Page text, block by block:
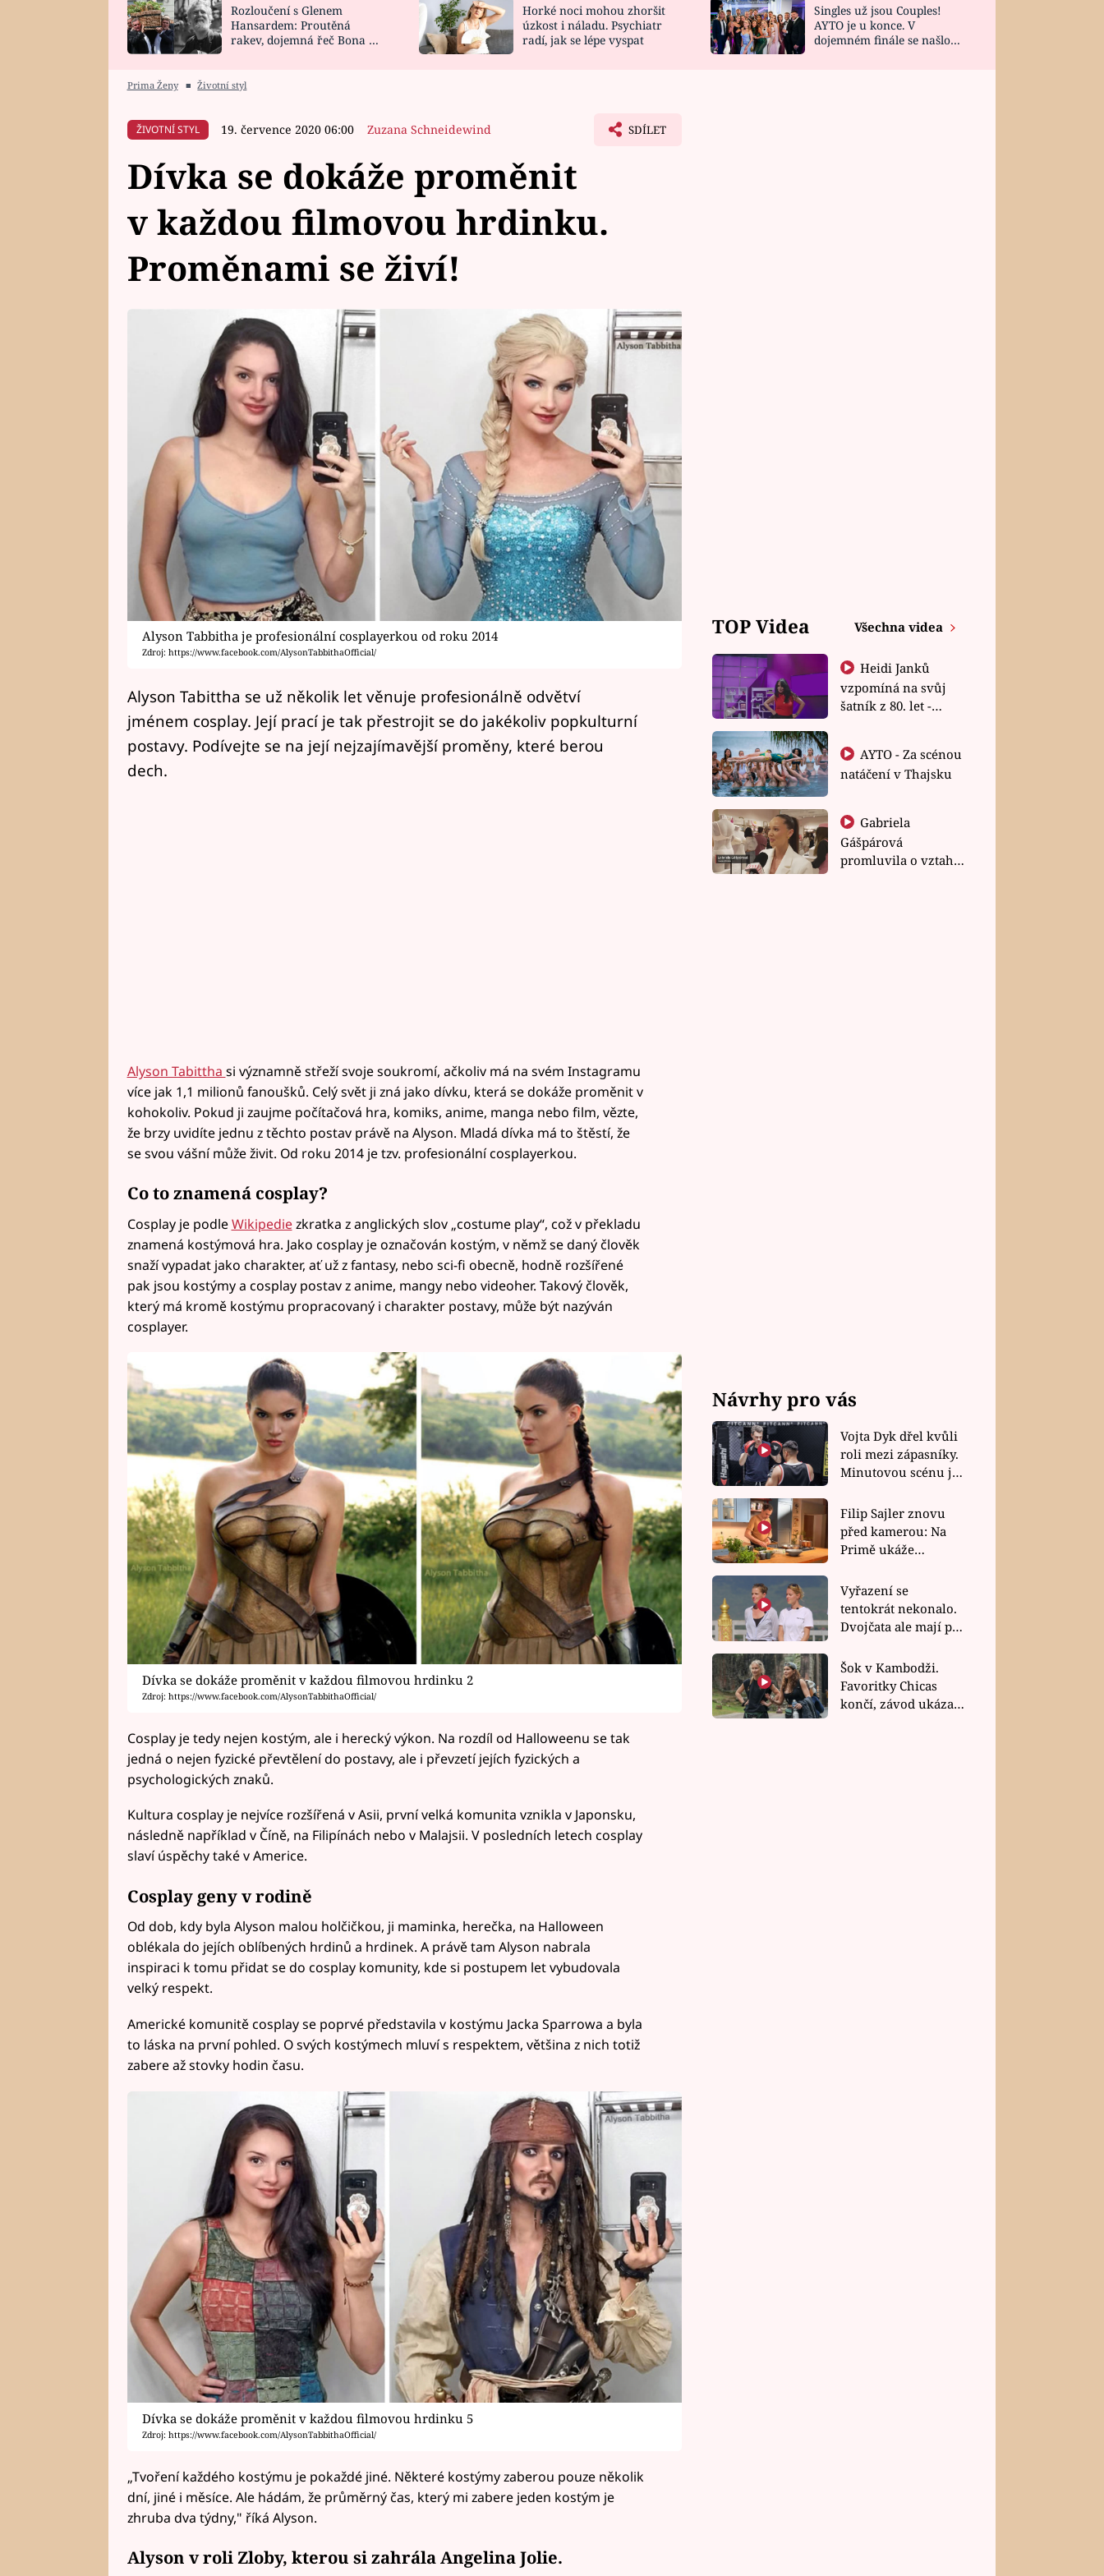
HOROSKOP NA
CELEBRITY
VAŘENÍ
NOVINKY
VIDEORECEPTY
ZAHRADA
DESIGN
Rozloučení s Glenem
Hansardem: Proutěná
rakev, dojemná řeč Bona a
Horké noci mohou zhoršit
úzkost i náladu. Psychiatr
radí, jak se lépe vyspat
Singles už jsou Couples!
AYTO je u konce. V
dojemném finále se našlo
Prima Ženy ■ Životní styl
ŽIVOTNÍ STYL 19. července 2020 06:00 Zuzana Schneidewind SDÍLET
Dívka se dokáže proměnit
v každou filmovou hrdinku.
Proměnami se živí!
Alyson Tabbitha je profesionální cosplayerkou od roku 2014
Zdroj: https://www.facebook.com/AlysonTabbithaOfficial/
Alyson Tabittha se už několik let věnuje profesionálně odvětví
jménem cosplay. Její prací je tak přestrojit se do jakékoliv popkulturní
postavy. Podívejte se na její nejzajímavější proměny, které berou
dech.
Alyson Tabittha si významně střeží svoje soukromí, ačkoliv má na svém Instagramu
více jak 1,1 milionů fanoušků. Celý svět ji zná jako dívku, která se dokáže proměnit v
kohokoliv. Pokud ji zaujme počítačová hra, komiks, anime, manga nebo film, vězte,
že brzy uvidíte jednu z těchto postav právě na Alyson. Mladá dívka má to štěstí, že
se svou vášní může živit. Od roku 2014 je tzv. profesionální cosplayerkou.
Co to znamená cosplay?
Cosplay je podleWikipediezkratka z anglických slov „costume play“, což v překladu
znamená kostýmová hra. Jako cosplay je označován kostým, v němž se daný člověk
snaží vypadat jako charakter, ať už z fantasy, nebo sci-fi obecně, hodně rozšířené
pak jsou kostýmy a cosplay postav z anime, mangy nebo videoher. Takový člověk,
který má kromě kostýmu propracovaný i charakter postavy, může být nazýván
cosplayer.
Dívka se dokáže proměnit v každou filmovou hrdinku 2
Zdroj: https://www.facebook.com/AlysonTabbithaOfficial/
Cosplay je tedy nejen kostým, ale i herecký výkon. Na rozdíl od Halloweenu se tak
jedná o nejen fyzické převtělení do postavy, ale i převzetí jejích fyzických a
psychologických znaků.
Kultura cosplay je nejvíce rozšířená v Asii, první velká komunita vznikla v Japonsku,
následně například v Číně, na Filipínách nebo v Malajsii. V posledních letech cosplay
slaví úspěchy také v Americe.
Cosplay geny v rodině
Od dob, kdy byla Alyson malou holčičkou, ji maminka, herečka, na Halloween
oblékala do jejích oblíbených hrdinů a hrdinek. A právě tam Alyson nabrala
inspiraci k tomu přidat se do cosplay komunity, kde si postupem let vybudovala
velký respekt.
Americké komunitě cosplay se poprvé představila v kostýmu Jacka Sparrowa a byla
to láska na první pohled. O svých kostýmech mluví s respektem, většina z nich totiž
zabere až stovky hodin času.
Dívka se dokáže proměnit v každou filmovou hrdinku 5
Zdroj: https://www.facebook.com/AlysonTabbithaOfficial/
„Tvoření každého kostýmu je pokaždé jiné. Některé kostýmy zaberou pouze několik
dní, jiné i měsíce. Ale hádám, že průměrný čas, který mi zabere jeden kostým je
zhruba dva týdny," říká Alyson.
Alyson v roli Zloby, kterou si zahrála Angelina Jolie.
TOP Videa Všechna videa
Heidi Janků
vzpomíná na svůj
šatník z 80. let -
natáčení v Thajsku
Gabriela
Gášpárová
promluvila o vztahu
Návrhy pro vás
Vojta Dyk dřel kvůli
roli mezi zápasníky.
Minutovou scénu jel
Filip Sajler znovu
před kamerou: Na
Primě ukáže
rychlé recepty
Vyřazení se
tentokrát nekonalo.
Dvojčata ale mají po
závodu nůž na krku
Šok v Kambodži.
Favoritky Chicas
končí, závod ukázal